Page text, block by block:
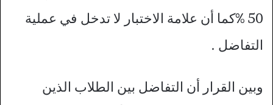
50 %كما أن علامة الاختبار لا تدخل في عملية
التفاضل .
وبين القرار أن التفاضل بين الطلاب الذين